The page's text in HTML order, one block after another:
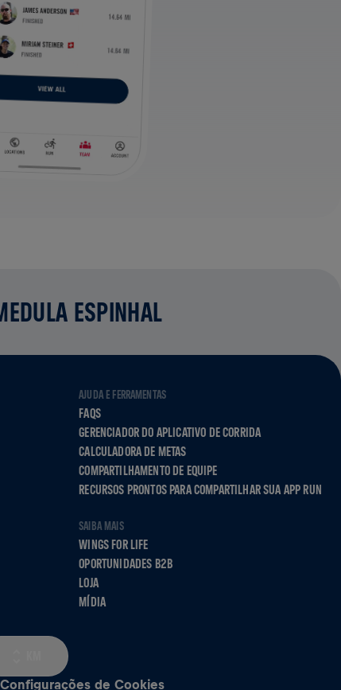
ESPINHAL
AJUDA E FERRAMENTAS
FAQS
GERENCIADOR DO APLICATIVO DE CORRIDA
CALCULADORA DE METAS
COMPARTILHAMENTO DE EQUIPE
RECURSOS PRONTOS PARA COMPARTILHAR SUA APP RUN
SAIBA MAIS
WINGS FOR LIFE
OPORTUNIDADES B2B
LOJA
MÍDIA
Configurações de Cookies